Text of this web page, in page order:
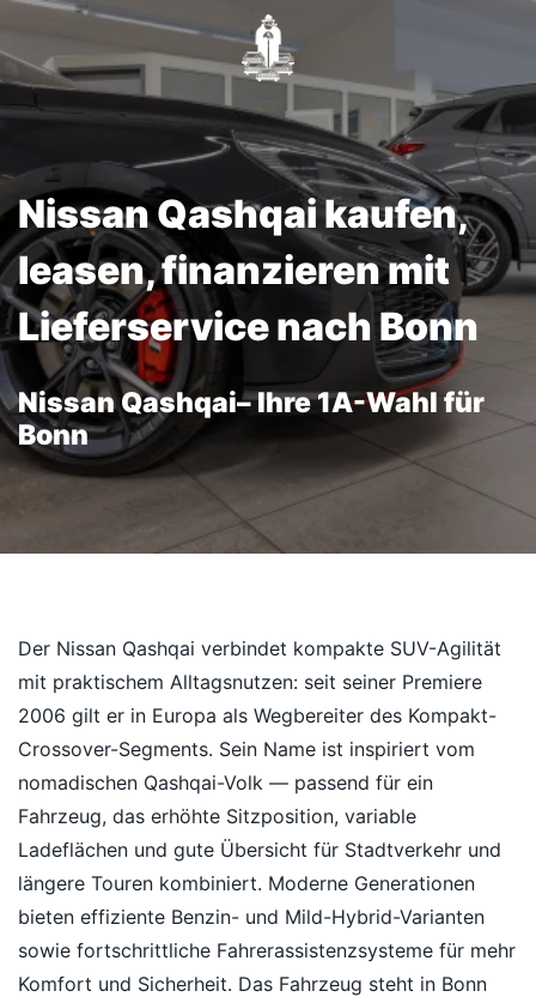
Nissan Qashqai kaufen,
leasen, finanzieren mit
Lieferservice nach Bonn
Nissan Qashqai– Ihre 1A-Wahl für
Bonn
Der Nissan Qashqai verbindet kompakte SUV-Agilität
mit praktischem Alltagsnutzen: seit seiner Premiere
2006 gilt er in Europa als Wegbereiter des Kompakt-
Crossover-Segments. Sein Name ist inspiriert vom
nomadischen Qashqai-Volk — passend für ein
Fahrzeug, das erhöhte Sitzposition, variable
Ladeflächen und gute Übersicht für Stadtverkehr und
längere Touren kombiniert. Moderne Generationen
bieten effiziente Benzin- und Mild-Hybrid-Varianten
sowie fortschrittliche Fahrerassistenzsysteme für mehr
Komfort und Sicherheit. Das Fahrzeug steht in Bonn